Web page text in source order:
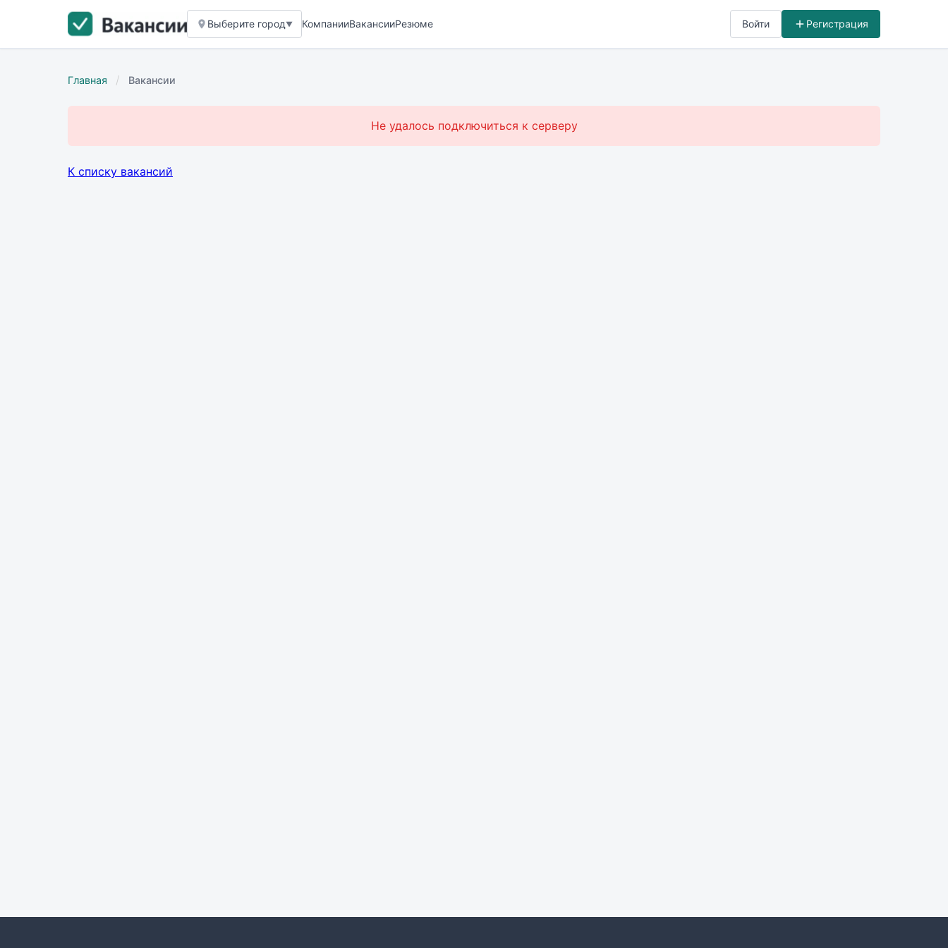
Выберите город▼ КомпанииВакансииРезюме Войти Регистрация
Главная / Вакансии
Не удалось подключиться к серверу
К списку вакансий